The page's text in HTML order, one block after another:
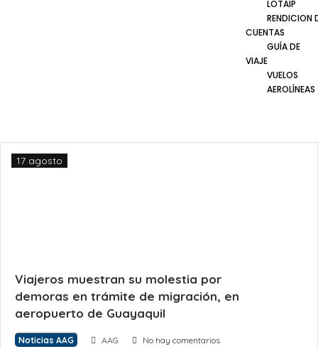
LOTAIP
RENDICION
CUENTAS
GUÍA DE
VIAJE
VUELOS
AEROLÍNEAS
Viajeros muestran su molestia por
demoras en trámite de migración, en
aeropuerto de Guayaquil
17 agosto
Noticias AAG AAG No hay comentarios